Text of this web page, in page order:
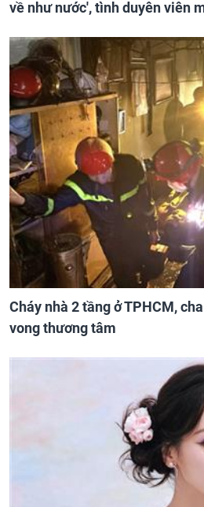
về như nước', tình duyên viên
Cháy nhà 2 tầng ở TPHCM,
vong thương tâm